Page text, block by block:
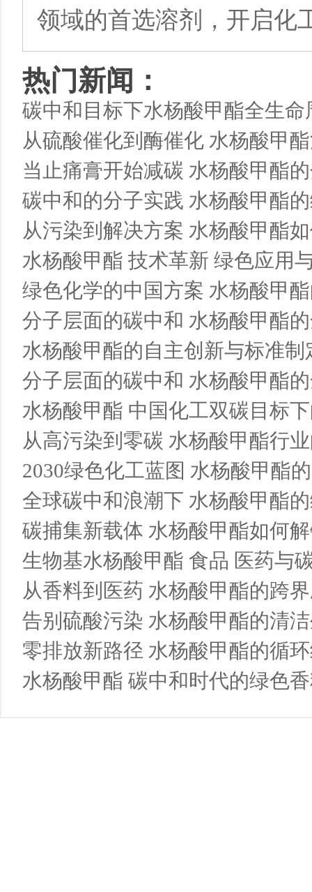
领域的首选溶剂，开启化
热门新闻：
碳中和目标下水杨酸甲酯全生
从硫酸催化到酶催化 水杨酸甲
当止痛膏开始减碳 水杨酸甲酯
碳中和的分子实践 水杨酸甲酯
从污染到解决方案 水杨酸甲酯
水杨酸甲酯 技术革新 绿色应用
绿色化学的中国方案 水杨酸甲
分子层面的碳中和 水杨酸甲酯
水杨酸甲酯的自主创新与标准
分子层面的碳中和 水杨酸甲酯
水杨酸甲酯 中国化工双碳目标
从高污染到零碳 水杨酸甲酯行
2030绿色化工蓝图 水杨酸甲酯
全球碳中和浪潮下 水杨酸甲酯
碳捕集新载体 水杨酸甲酯如何
生物基水杨酸甲酯 食品 医药与
从香料到医药 水杨酸甲酯的跨
告别硫酸污染 水杨酸甲酯的清
零排放新路径 水杨酸甲酯的循
水杨酸甲酯 碳中和时代的绿色